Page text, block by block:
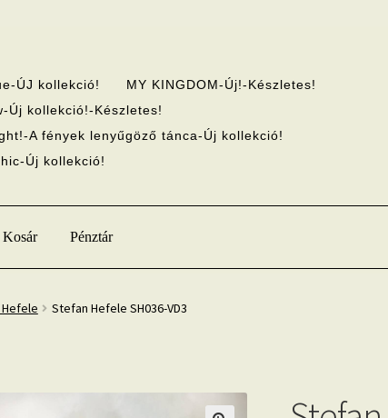
ÚJ kollekció!
MY KINGDOM-Új!-Készletes!
Új kollekció!-Készletes!
A fények lenyűgöző tánca-Új kollekció!
Új kollekció!
Kosár Pénztár
Stefan Hefele SH036-VD3